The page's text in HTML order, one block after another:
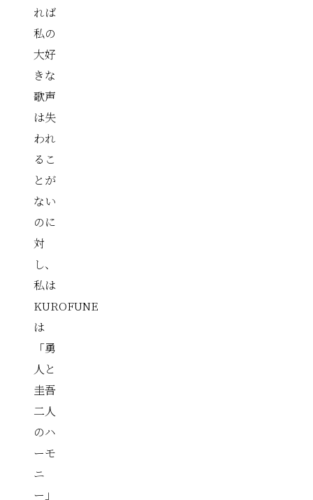
れば
私の
大好
きな
歌声
は失
われ
るこ
とが
ない
のに
対
し、
私は
KUROFUNE
は
「勇
人と
圭吾
二人
のハ
ーモ
ニ
ー」